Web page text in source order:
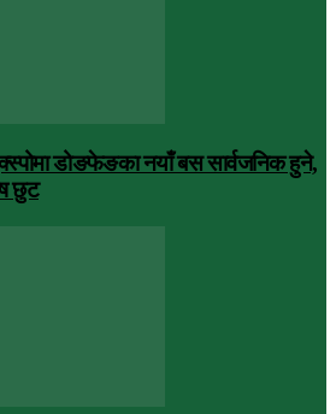
डोङफेङका नयाँ बस सार्वजनिक हुने,
छुट